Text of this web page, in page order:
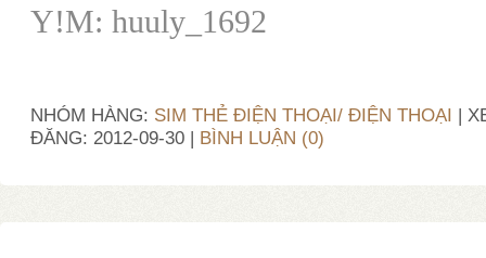
Y!M: huuly_1692
NHÓM HÀNG: SIM THẺ ĐIỆN THOẠI/ ĐIỆN THOẠI |
ĐĂNG: 2012-09-30 | BÌNH LUẬN (0)